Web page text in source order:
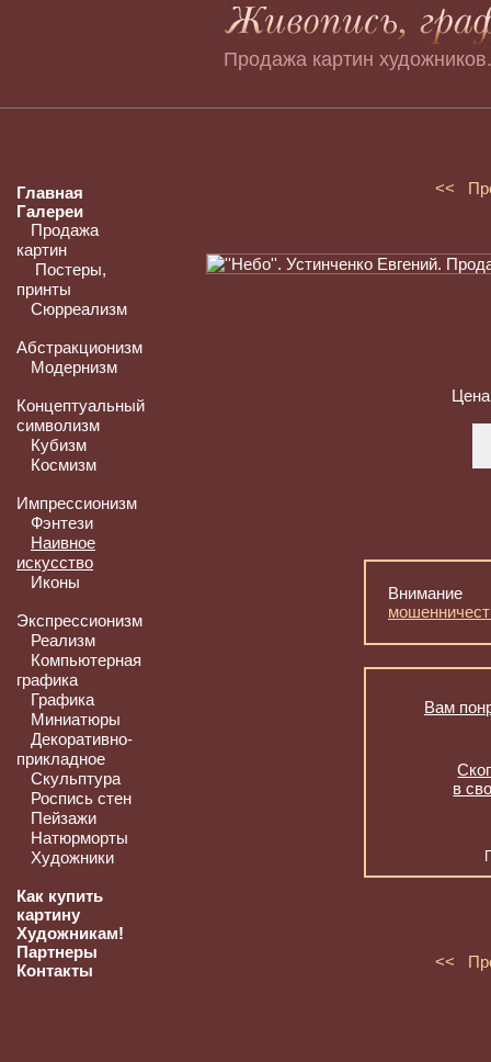
Продажа картин
Главная
Галереи
Продажа
картин
Постеры,
принты
Сюрреализм
Абстракционизм
Модернизм
Концептуальный
символизм
Кубизм
Космизм
Импрессионизм
Фэнтези
Наивное
искусство
Иконы
Экспрессионизм
Реализм
Компьютерная
графика
Графика
Миниатюры
Декоративно-
прикладное
Скульптура
Роспись стен
Пейзажи
Натюрморты
Художники
Как купить
картину
Художникам!
Партнеры
Контакты
<<
Вам
в
<<